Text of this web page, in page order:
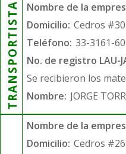
TRANSPORTISTA Nombre de la
Domicilio: Cedros #30
Teléfono: 33-3161-
No. de registro LAU-
Se recibieron los
Nombre: JORGE
Nombre de la
Domicilio: Cedros #26